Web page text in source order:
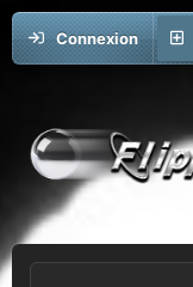
Connexion